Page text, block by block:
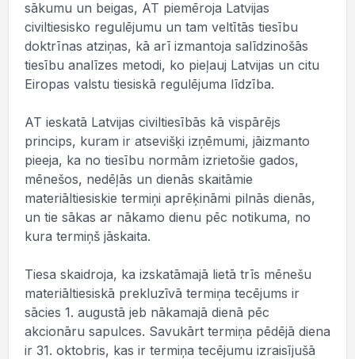
sākumu un beigas, AT piemēroja Latvijas
civiltiesisko regulējumu un tam veltītās tiesību
doktrīnas atziņas, kā arī izmantoja salīdzinošās
tiesību analīzes metodi, ko pieļauj Latvijas un citu
Eiropas valstu tiesiskā regulējuma līdzība.
AT ieskatā Latvijas civiltiesībās kā vispārējs
princips, kuram ir atsevišķi izņēmumi, jāizmanto
pieeja, ka no tiesību normām izrietošie gados,
mēnešos, nedēļās un dienās skaitāmie
materiāltiesiskie termiņi aprēķināmi pilnās dienās,
un tie sākas ar nākamo dienu pēc notikuma, no
kura termiņš jāskaita.
Tiesa skaidroja, ka izskatāmajā lietā trīs mēnešu
materiāltiesiskā prekluzīvā termiņa tecējums ir
sācies 1. augustā jeb nākamajā dienā pēc
akcionāru sapulces. Savukārt termiņa pēdējā diena
ir 31. oktobris, kas ir termiņa tecējumu izraisījušā